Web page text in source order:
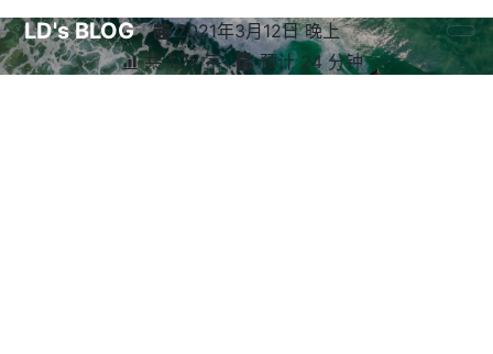
LD's BLOG
2021年3月12日 晚上
共 1.2k 字
预计 24 分钟